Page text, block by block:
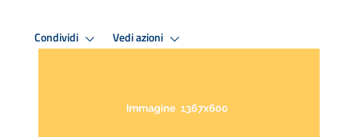
Condividi Vedi azioni